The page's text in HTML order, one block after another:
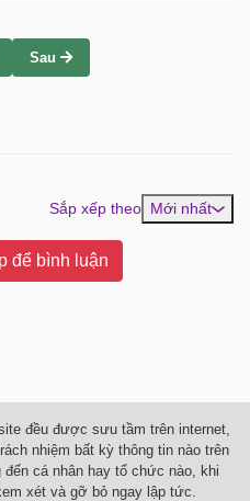
Sau
Sắp xếp theo Mới nhất
để bình luận
đều được sưu tầm trên internet,
nhiệm bất kỳ thông tin nào trên
cá nhân hay tổ chức nào, khi
xét và gỡ bỏ ngay lập tức.